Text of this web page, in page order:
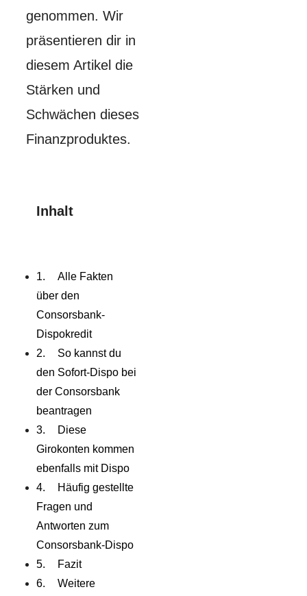
genommen. Wir
präsentieren dir in
diesem Artikel die
Stärken und
Schwächen dieses
Finanzproduktes.
Inhalt
Alle Fakten
über den
Consorsbank-
Dispokredit
So kannst du
den Sofort-Dispo bei
der Consorsbank
beantragen
Diese
Girokonten kommen
ebenfalls mit Dispo
Häufig gestellte
Fragen und
Antworten zum
Consorsbank-Dispo
Fazit
Weitere